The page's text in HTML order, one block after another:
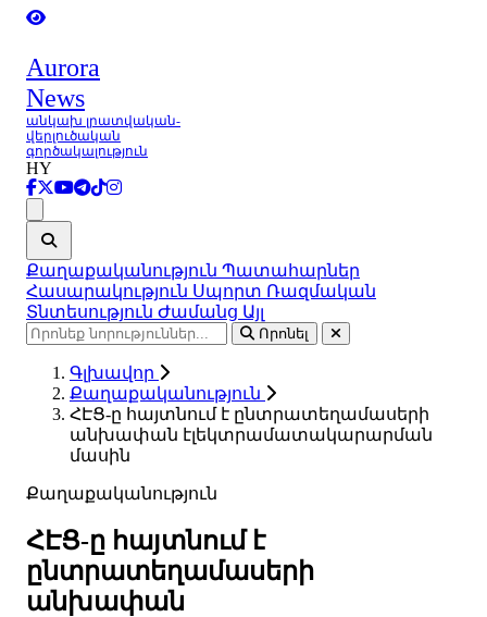
Aurora
News
անկախ լրատվական-
վերլուծական
գործակալություն
HY
Քաղաքականություն Պատահարներ
Հասարակություն Սպորտ Ռազմական
Տնտեսություն Ժամանց Այլ
Որոնել
Գլխավոր
Քաղաքականություն
ՀԷՑ-ը հայտնում է ընտրատեղամասերի
անխափան էլեկտրամատակարարման
մասին
Քաղաքականություն
ՀԷՑ-ը հայտնում է
ընտրատեղամասերի
անխափան